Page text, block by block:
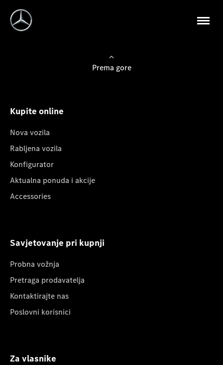
Prema gore
Kupite online
Nova vozila
Rabljena vozila
Konfigurator
Aktualna ponuda i akcije
Accessories
Savjetovanje pri kupnji
Probna vožnja
Pretraga prodavatelja
Kontaktirajte nas
Poslovni korisnici
Za vlasnike